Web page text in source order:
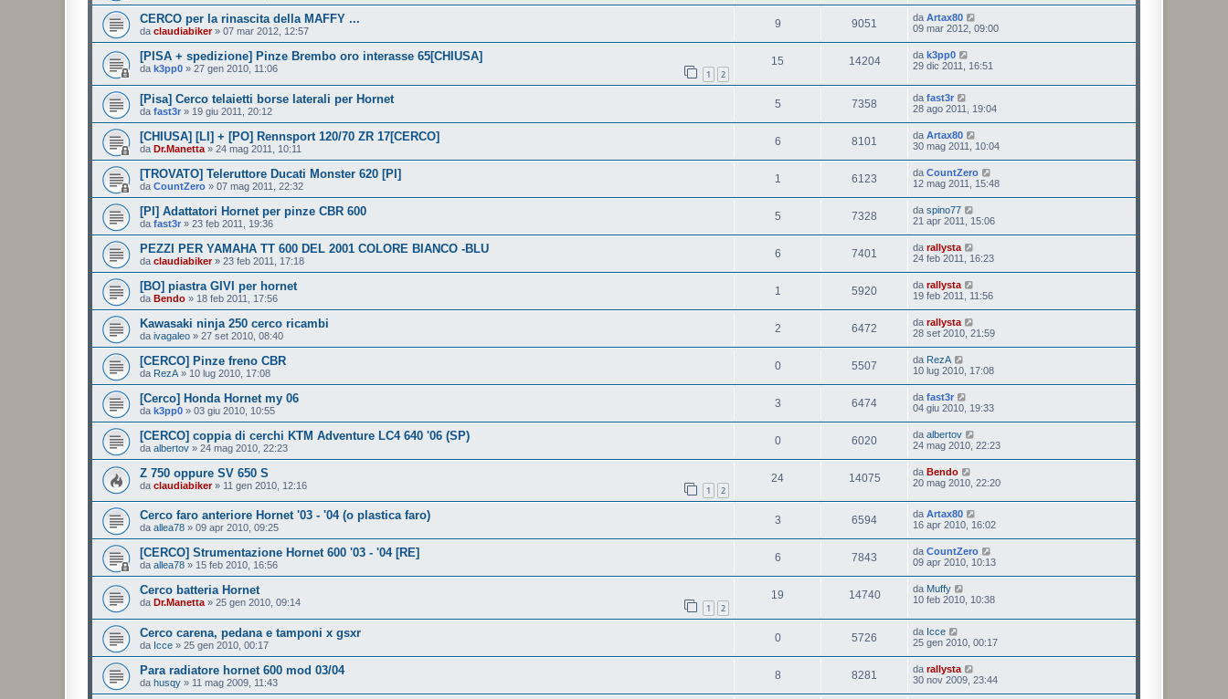
CERCO per la rinascita della MAFFY ...
da claudiabiker» 07 mar 2012, 12:57
9 9051 da Artax80
09 mar 2012, 09:00
[PISA + spedizione] Pinze Brembo oro interasse 65[CHIUSA]
da k3pp0 » 27 gen 2010, 11:06 1 2
15 14204 da k3pp0
29 dic 2011, 16:51
[Pisa] Cerco telaietti borse laterali per Hornet
da fast3r » 19 giu 2011, 20:12
5 7358 da fast3r
28 ago 2011, 19:04
[CHIUSA] [LI] + [PO] Rennsport 120/70 ZR 17[CERCO]
da Dr.Manetta » 24 mag 2011, 10:11
6 8101 da Artax80
30 mag 2011, 10:04
[TROVATO] Teleruttore Ducati Monster 620 [PI]
da CountZero » 07 mag 2011, 22:32
1 6123 da CountZero
12 mag 2011, 15:48
[PI] Adattatori Hornet per pinze CBR 600
da fast3r » 23 feb 2011, 19:36
5 7328 da spino77
21 apr 2011, 15:06
PEZZI PER YAMAHA TT 600 DEL 2001 COLORE BIANCO -BLU
da claudiabiker» 23 feb 2011, 17:18
6 7401 da rallysta
24 feb 2011, 16:23
[BO] piastra GIVI per hornet
da Bendo » 18 feb 2011, 17:56
1 5920 da rallysta
19 feb 2011, 11:56
Kawasaki ninja 250 cerco ricambi
da ivagaleo » 27 set 2010, 08:40
2 6472 da rallysta
28 set 2010, 21:59
[CERCO] Pinze freno CBR
da RezA » 10 lug 2010, 17:08
0 5507 da RezA
10 lug 2010, 17:08
[Cerco] Honda Hornet my 06
da k3pp0 » 03 giu 2010, 10:55
3 6474 da fast3r
04 giu 2010, 19:33
[CERCO] coppia di cerchi KTM Adventure LC4 640 '06 (SP)
da albertov » 24 mag 2010, 22:23
0 6020 da albertov
24 mag 2010, 22:23
Z 750 oppure SV 650 S
da claudiabiker» 11 gen 2010, 12:16 1 2
24 14075 da Bendo
20 mag 2010, 22:20
Cerco faro anteriore Hornet '03 - '04 (o plastica faro)
da allea78 » 09 apr 2010, 09:25
3 6594 da Artax80
16 apr 2010, 16:02
[CERCO] Strumentazione Hornet 600 '03 - '04 [RE]
da allea78 » 15 feb 2010, 16:56
6 7843 da CountZero
09 apr 2010, 10:13
Cerco batteria Hornet
da Dr.Manetta » 25 gen 2010, 09:14 1 2
19 14740 da Muffy
10 feb 2010, 10:38
Cerco carena, pedana e tamponi x gsxr
da Icce » 25 gen 2010, 00:17
0 5726 da Icce
25 gen 2010, 00:17
Para radiatore hornet 600 mod 03/04
da husqy » 11 mag 2009, 11:43
8 8281 da rallysta
30 nov 2009, 23:44